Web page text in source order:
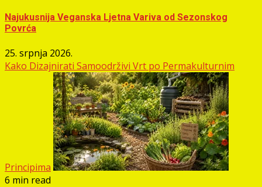
Najukusnija Veganska Ljetna Variva od Sezonskog
Povrća
25. srpnja 2026.
Kako Dizajnirati Samoodrživi Vrt po Permakulturnim
Principima
6 min read